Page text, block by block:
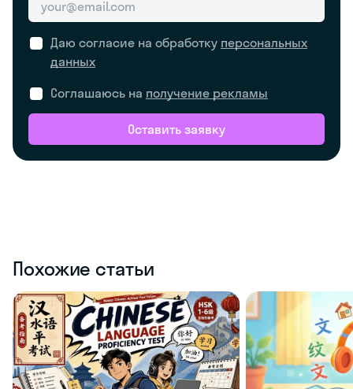
Даю согласие на обработку персональных
данных
Соглашаюсь на получение рекламы
Оставить заявку
Похожие статьи